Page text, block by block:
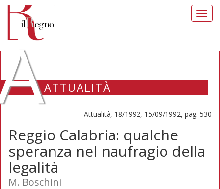
ATTUALITÀ
Attualità, 18/1992, 15/09/1992, pag. 530
Reggio Calabria: qualche
speranza nel naufragio della
legalità
M. Boschini